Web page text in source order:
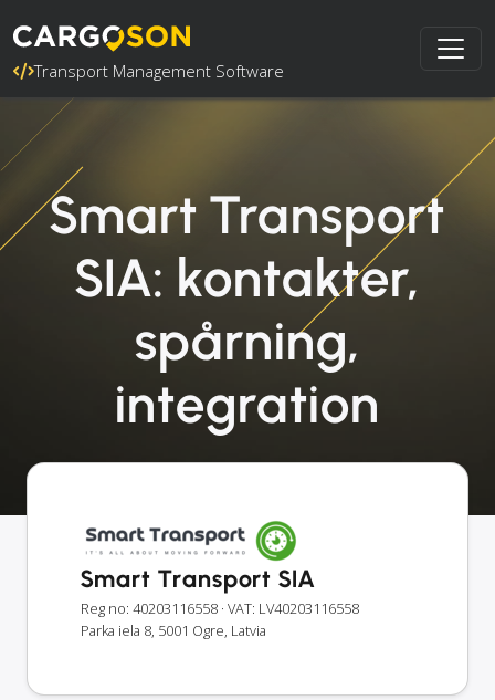
Transport Management Software
Smart Transport
SIA: kontakter,
spårning,
integration
Smart Transport SIA
Reg no: 40203116558 · VAT: LV40203116558
Parka iela 8, 5001 Ogre, Latvia